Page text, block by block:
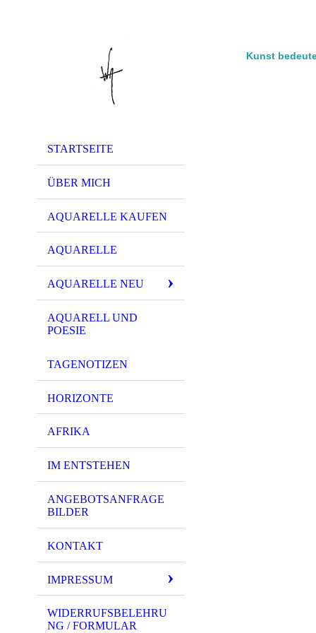
STARTSEITE
ÜBER MICH
AQUARELLE KAUFEN
AQUARELLE
AQUARELLE NEU
AQUARELL UND
POESIE
TAGENOTIZEN
HORIZONTE
AFRIKA
IM ENTSTEHEN
ANGEBOTSANFRAGE
BILDER
KONTAKT
IMPRESSUM
WIDERRUFSBELEHRU
NG / FORMULAR
Kunst